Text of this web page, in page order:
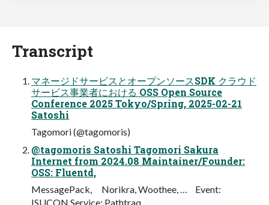
Transcript
マネージドサービスとオープンソースSDK クラウド
サービス事業者における OSS Open Source
Conference 2025 Tokyo/Spring, 2025-02-21
Satoshi
Tagomori (@tagomoris)
@tagomoris Satoshi Tagomori Sakura
Internet from 2024.08 Maintainer/Founder:
OSS: Fluentd,
MessagePack, Norikra, Woothee, … Event:
ISUCON Service: Pathtraq